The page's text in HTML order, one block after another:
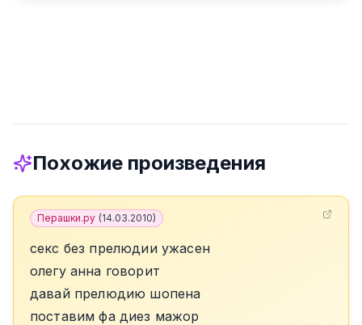
Похожие произведения
Перашки.ру (14.03.2010)
секс без прелюдии ужасен
олегу анна говорит
давай прелюдию шопена
поставим фа диез мажор